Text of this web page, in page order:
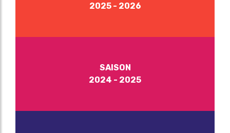
2025 - 2026
SAISON
2024 - 2025